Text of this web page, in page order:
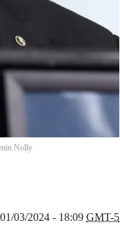
Nolly
01/03/2024 - 18:09 GMT-5